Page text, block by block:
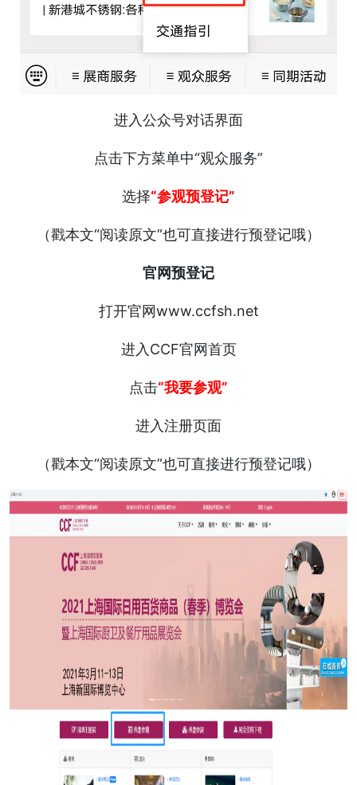
进入公众号对话界面
点击下方菜单中“观众服务”
选择“参观预登记”
（戳本文“阅读原文”也可直接进行预登记哦）
官网预登记
打开官网www.ccfsh.net
进入CCF官网首页
点击“我要参观”
进入注册页面
（戳本文“阅读原文”也可直接进行预登记哦）